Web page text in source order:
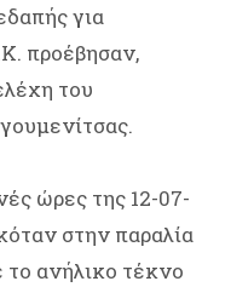
για
προέβησαν,
του
ώρες της 12-07-
στην παραλία
ανήλικο τέκνο